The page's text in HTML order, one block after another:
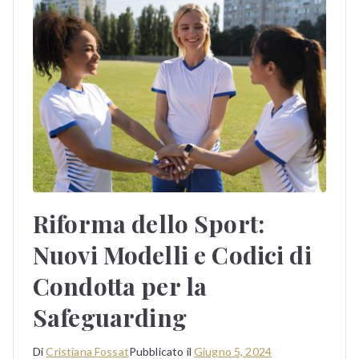
Riforma dello Sport:
Nuovi Modelli e Codici di
Condotta per la
Safeguarding
DiCristiana FossatPubblicato il Giugno 5, 2024